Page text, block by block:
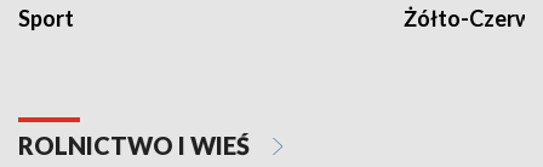
Sport Żółto-
ROLNICTWO I WIEŚ